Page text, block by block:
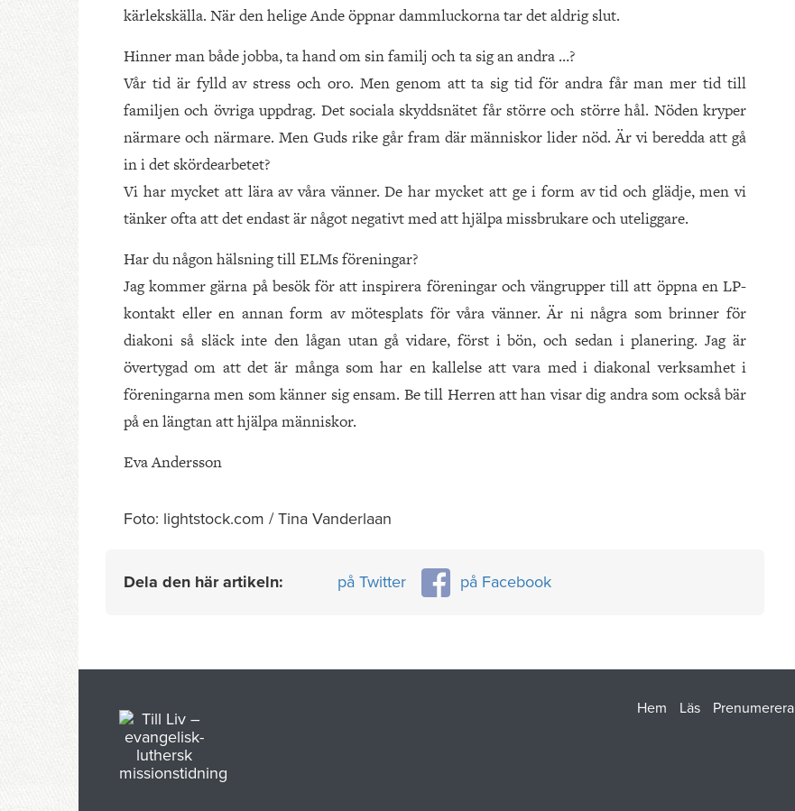
kärlekskälla. När den helige Ande öppnar dammluckorna tar det aldrig slut.
Hinner man både jobba, ta hand om sin familj och ta sig an andra …?
Vår tid är fylld av stress och oro. Men genom att ta sig tid för andra får man mer tid till
familjen och övriga uppdrag. Det sociala skyddsnätet får större och större hål. Nöden kryper
närmare och närmare. Men Guds rike går fram där människor lider nöd. Är vi beredda att gå
in i det skördearbetet?
Vi har mycket att lära av våra vänner. De har mycket att ge i form av tid och glädje, men vi
tänker ofta att det endast är något negativt med att hjälpa missbrukare och uteliggare.
Har du någon hälsning till ELMs föreningar?
Jag kommer gärna på besök för att inspirera föreningar och vängrupper till att öppna en LP-
kontakt eller en annan form av mötesplats för våra vänner. Är ni några som brinner för
diakoni så släck inte den lågan utan gå vidare, först i bön, och sedan i planering. Jag är
övertygad om att det är många som har en kallelse att vara med i diakonal verksamhet i
föreningarna men som känner sig ensam. Be till Herren att han visar dig andra som också bär
på en längtan att hjälpa människor.
Eva Andersson
Foto: lightstock.com / Tina Vanderlaan
Dela den här artikeln: på Twitter på Facebook
Hem Läs Prenumerera